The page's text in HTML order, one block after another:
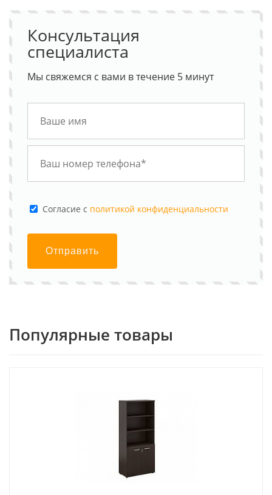
Консультация
специалиста
Мы свяжемся с вами в течение 5 минут
Cогласие с политикой конфиденциальности
Отправить
Популярные товары